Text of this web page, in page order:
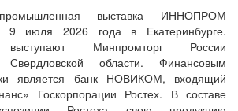
выставка ИННОПРОМ
июля 2026 года в Екатеринбурге.
выступают Минпромторг России
Свердловской области. Финансовым
является банк НОВИКОМ, входящий
Госкорпорации Ростех. В составе